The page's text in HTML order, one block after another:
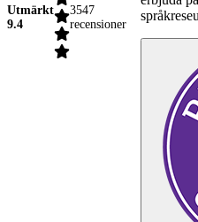
Utmärkt
9.4
3547
recensioner